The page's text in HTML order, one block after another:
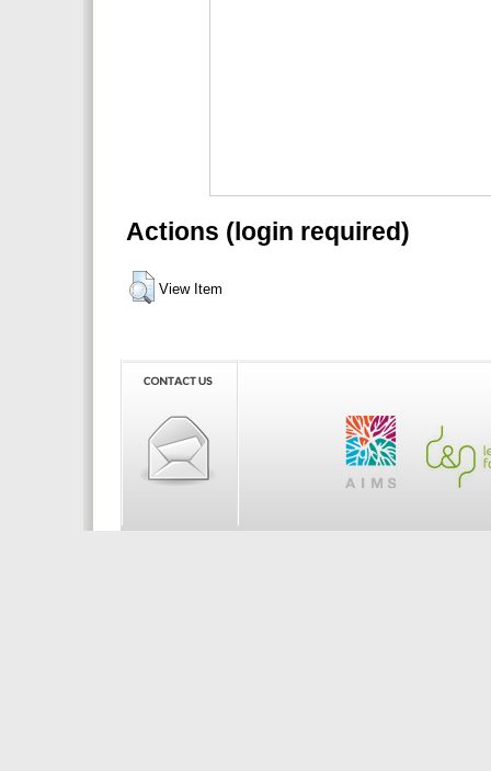
Actions (login required)
View Item